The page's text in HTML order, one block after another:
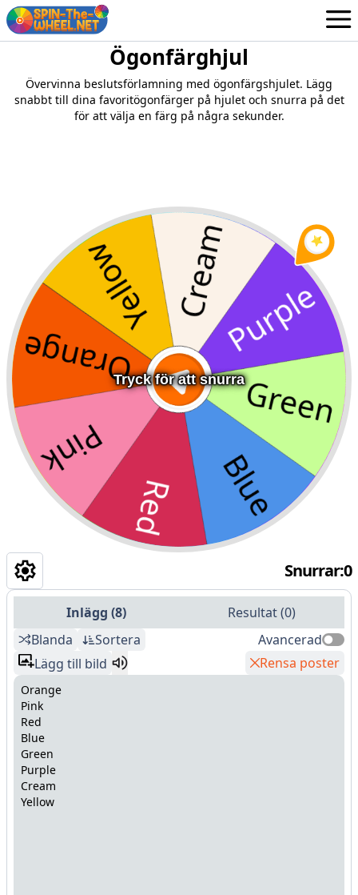
Inloggning / Registrera dig
Ögonfärghjul
Övervinna beslutsförlamning med ögonfärgshjulet. Lägg
snabbt till dina favoritögonfärger på hjulet och snurra på det
för att välja en färg på några sekunder.
Tryck för att snurra
0
:
Snurrar
Inlägg (8) Resultat(0)
Blanda
Sortera
Avancerad
Lägg till bild
Rensa poster
Orange
Pink
Red
Blue
Green
Purple
Cream
Yellow